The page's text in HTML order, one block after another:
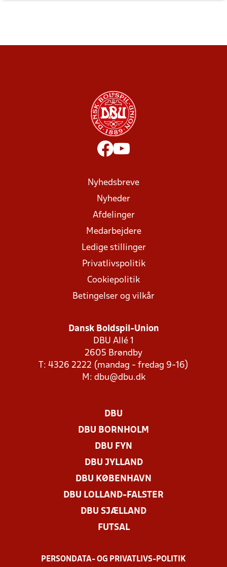
Nyhedsbreve
Nyheder
Afdelinger
Medarbejdere
Ledige stillinger
Privatlivspolitik
Cookiepolitik
Betingelser og vilkår
Dansk Boldspil-Union
DBU Allé 1
2605 Brøndby
T: 4326 2222 (mandag - fredag 9-16)
M: dbu@dbu.dk
DBU
DBU BORNHOLM
DBU FYN
DBU JYLLAND
DBU KØBENHAVN
DBU LOLLAND-FALSTER
DBU SJÆLLAND
FUTSAL
PERSONDATA- OG PRIVATLIVS-POLITIK